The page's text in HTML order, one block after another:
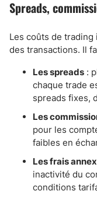
Spreads,
Les coûts de
des transactions. Il
Les spreads :
chaque trade
spreads fixes,
Les
pour les
faibles en
Les frais
inactivité du
conditions